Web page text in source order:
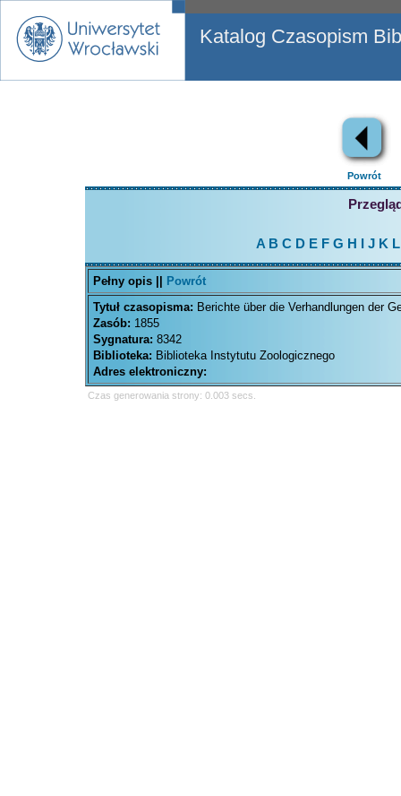
Katalog Czasopism
Powrót
A B C D EFG H J K L
Pełny opis ||
Powrót
Tytuł czasopisma: Berichte über die Verhandlungen der
Zasób: 1855
Sygnatura: 8342
Biblioteka: Biblioteka Instytutu Zoologicznego
Adres elektroniczny:
Czas generowania strony: 0.003 secs.